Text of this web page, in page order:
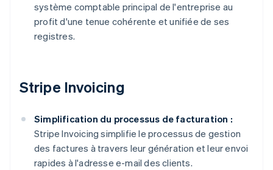
système comptable principal de l'entreprise au
profit d'une tenue cohérente et unifiée de ses
registres.
Stripe Invoicing
Simplification du processus de facturation :
Stripe Invoicing simplifie le processus de gestion
des factures à travers leur génération et leur envoi
rapides à l'adresse e-mail des clients.